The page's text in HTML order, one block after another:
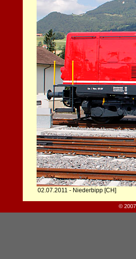
02.07.2011 - Niederbipp [CH]
©